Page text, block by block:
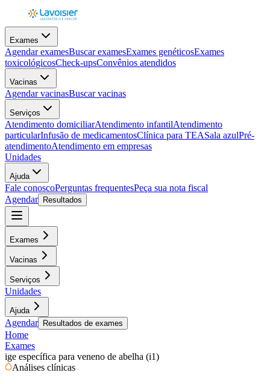
Exames
Agendar examesBuscar examesExames genéticosExames
toxicológicosCheck-upsConvênios atendidos
Vacinas
Agendar vacinasBuscar vacinas
Serviços
Atendimento domiciliarAtendimento infantilAtendimento
particularInfusão de medicamentosClínica para TEASala azulPré-
atendimentoAtendimento em empresas
Unidades
Ajuda
Fale conoscoPerguntas frequentesPeça sua nota fiscal
Agendar
Resultados
Exames
Vacinas
Serviços
Unidades
Ajuda
Agendar Resultados de exames
Home
Exames
ige específica para veneno de abelha (i1)
Análises clínicas